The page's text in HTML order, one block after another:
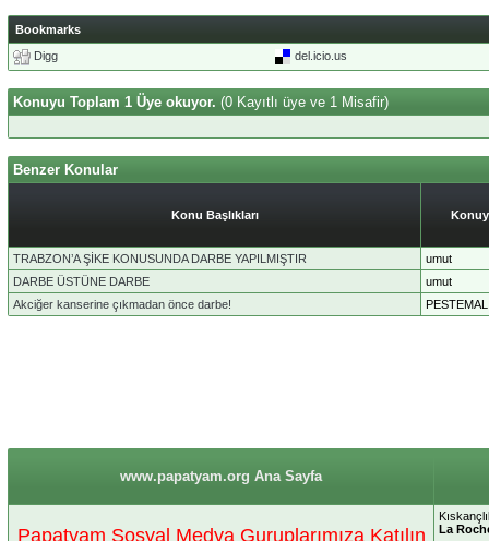
Bookmarks
Digg
del.icio.us
Konuyu Toplam 1 Üye okuyor. (0 Kayıtlı üye ve 1 Misafir)
Benzer Konular
Konu Başlıkları
TRABZON’A ŞİKE KONUSUNDA DARBE YAPILMIŞTIR
umut
DARBE ÜSTÜNE DARBE
umut
Akciğer kanserine çıkmadan önce darbe!
PESTEMAL
www.papatyam.org Ana Sayfa
Papatyam Sosyal Medya Guruplarımıza Katılın
La